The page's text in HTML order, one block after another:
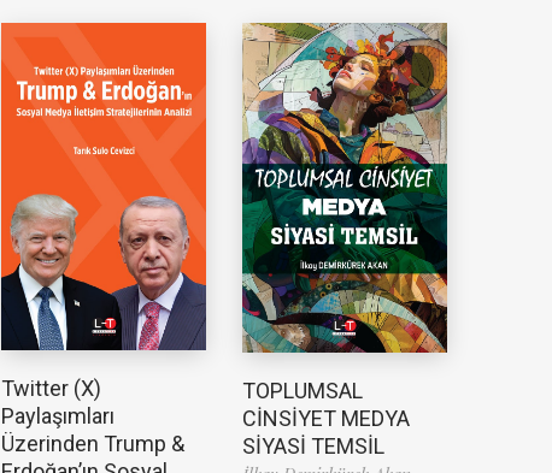
Twitter (X)
Paylaşımları
Üzerinden Trump &
TOPLUMSAL
CİNSİYET MEDYA
SİYASİ TEMSİL